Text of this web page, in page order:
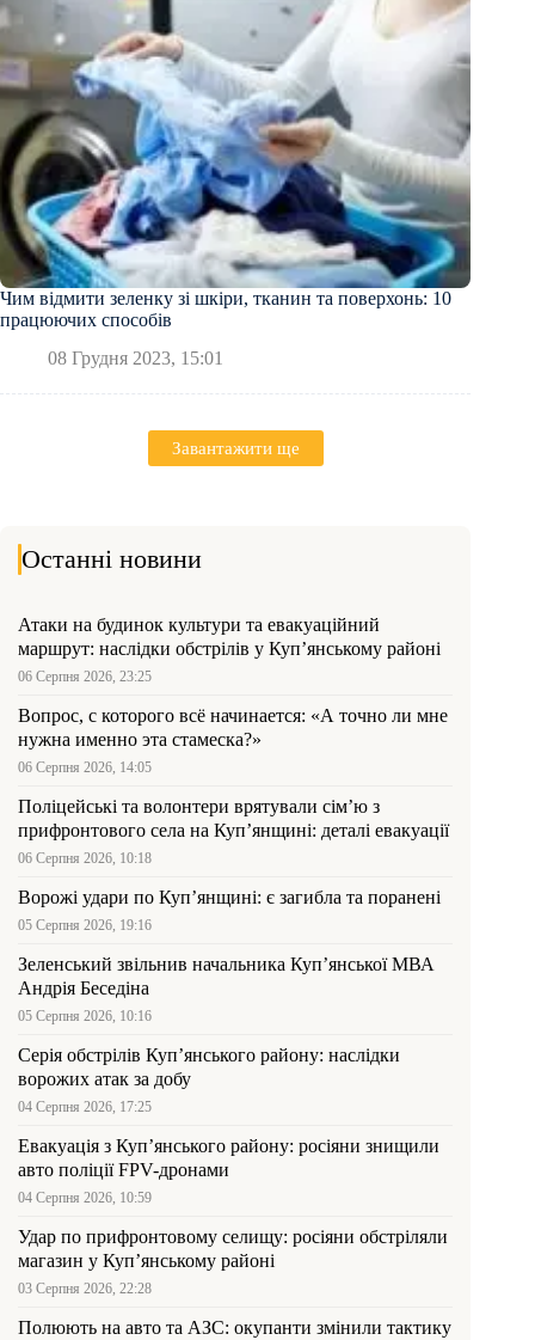
Чим відмити зеленку зі шкіри, тканин та поверхонь: 10
працюючих способів
08 Грудня 2023, 15:01
Завантажити ще
Останні новини
Атаки на будинок культури та евакуаційний
маршрут: наслідки обстрілів у Куп’янському районі
06 Серпня 2026, 23:25
Вопрос, с которого всё начинается: «А точно ли мне
нужна именно эта стамеска?»
06 Серпня 2026, 14:05
Поліцейські та волонтери врятували сім’ю з
прифронтового села на Куп’янщині: деталі евакуації
06 Серпня 2026, 10:18
Ворожі удари по Куп’янщині: є загибла та поранені
05 Серпня 2026, 19:16
Зеленський звільнив начальника Купʼянської МВА
Андрія Беседіна
05 Серпня 2026, 10:16
Серія обстрілів Куп’янського району: наслідки
ворожих атак за добу
04 Серпня 2026, 17:25
Евакуація з Куп’янського району: росіяни знищили
авто поліції FPV-дронами
04 Серпня 2026, 10:59
Удар по прифронтовому селищу: росіяни обстріляли
магазин у Куп’янському районі
03 Серпня 2026, 22:28
Полюють на авто та АЗС: окупанти змінили тактику